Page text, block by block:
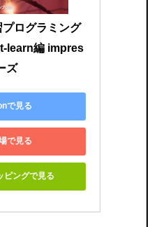
ログラミング
learn編 impres
ズ
で見る
で見る
ピングで見る